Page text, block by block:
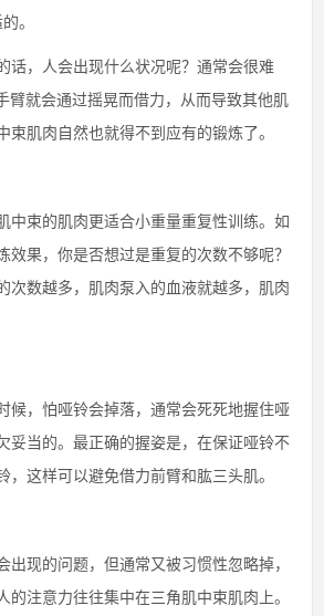
。
话，人会出现什么状况呢？通常会很难
臂就会通过摇晃而借力，从而导致其他肌
束肌肉自然也就得不到应有的锻炼了。
中束的肌肉更适合小重量重复性训练。如
效果，你是否想过是重复的次数不够呢？
次数越多，肌肉泵入的血液就越多，肌肉
候，怕哑铃会掉落，通常会死死地握住哑
妥当的。最正确的握姿是，在保证哑铃不
，这样可以避免借力前臂和肱三头肌。
出现的问题，但通常又被习惯性忽略掉，
的注意力往往集中在三角肌中束肌肉上。